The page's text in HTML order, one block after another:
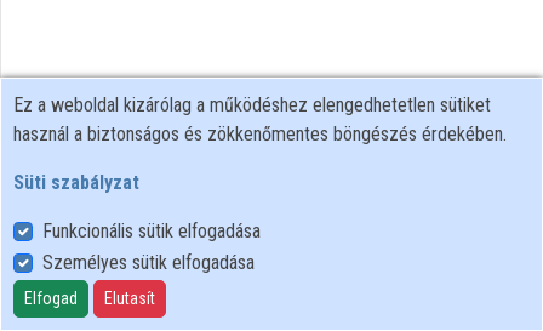
Felhasználói szabályzat
Adatkezelési tájékoztató
Süti szabályzat
Ez a weboldal kizárólag a működéshez elengedhetetlen sütiket
használ a biztonságos és zökkenőmentes böngészés érdekében.
Süti szabályzat
Funkcionális sütik elfogadása
Személyes sütik elfogadása
Elfogad Elutasít